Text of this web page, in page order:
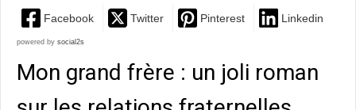
Facebook Twitter Pinterest Linkedin
powered by social2s
Mon grand frère : un joli roman